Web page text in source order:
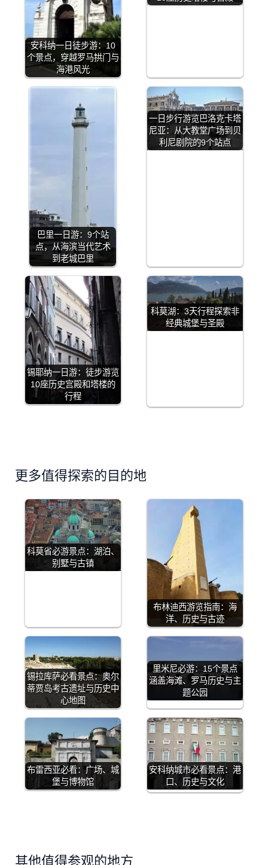
安科纳一日徒步游：10
个景点，穿越罗马拱门与
海港风光
巴里一日游：9个站
点，从海滨当代艺术
到老城巴里
一日步行游览巴洛克卡塔
尼亚：从大教堂广场到贝
利尼剧院的9个站点
锡耶纳一日游：徒步游览
10座历史宫殿和塔楼的
行程
科莫湖：3天行程探索非
经典城堡与圣殿
更多值得探索的目的地
科莫省必游景点：湖泊、
别墅与古镇
布林迪西游览指南：海
洋、历史与古迹
锡拉库萨必看景点：奥尔
蒂贾岛考古遗址与历史中
心地图
里米尼必游：15个景点
涵盖海滩、罗马历史与主
题公园
布雷西亚必看：广场、城
堡与博物馆
安科纳城市必看景点：港
口、历史与文化
其他值得参观的地方